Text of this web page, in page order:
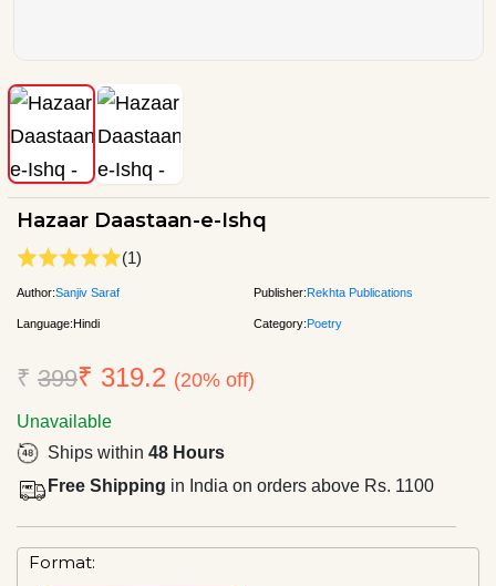
Hazaar Daastaan-e-Ishq
(1)
Author:Sanjiv Saraf Publisher:Rekhta Publications
Language:Hindi Category:Poetry
₹ 399₹ 319.2 (20% off)
Unavailable
Ships within 48 Hours
Free Shipping in India on orders above Rs. 1100
Format: